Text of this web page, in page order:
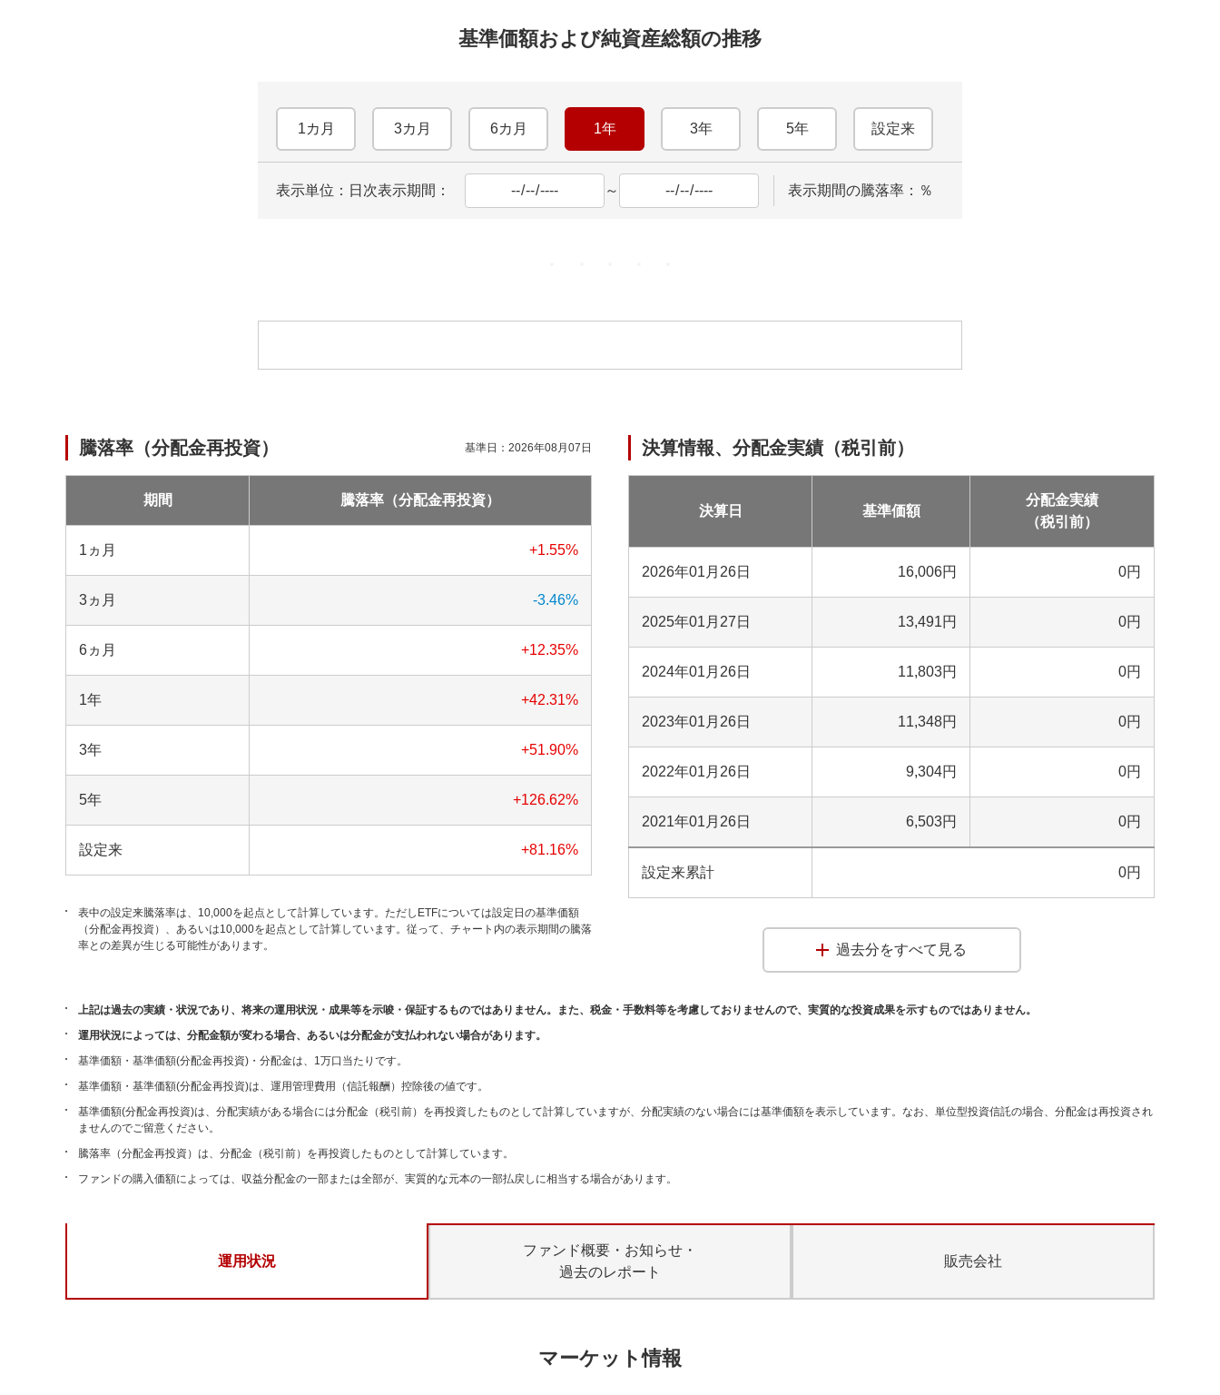
基準価額および純資産総額の推移
1カ月 3カ月 6カ月 1年 3年 5年 設定来
表示単位：日次表示期間： ～ 表示期間の騰落率： ％
騰落率（分配金再投資） 基準日： 2026年08月07日
期間 騰落率（分配金再投資）
1ヵ月 +1.55%
3ヵ月 -3.46%
6ヵ月 +12.35%
1年 +42.31%
3年 +51.90%
5年 +126.62%
設定来 +81.16%
表中の設定来騰落率は、10,000を起点として計算しています。ただしETFについては設定日の基準価額
（分配金再投資）、あるいは10,000を起点として計算しています。従って、チャート内の表示期間の騰落
率との差異が生じる可能性があります。
決算情報、分配金実績（税引前）
決算日 基準価額
分配金実績
（税引前）
2026年01月26日 16,006円 0円
2025年01月27日 13,491円 0円
2024年01月26日 11,803円 0円
2023年01月26日 11,348円 0円
2022年01月26日 9,304円 0円
2021年01月26日 6,503円 0円
設定来累計 0円
過去分をすべて見る
上記は過去の実績・状況であり、将来の運用状況・成果等を示唆・保証するものではありません。また、税金・手数料等を考慮しておりませんので、実質的な投資成果を示すものではありません。
運用状況によっては、分配金額が変わる場合、あるいは分配金が支払われない場合があります。
基準価額・基準価額(分配金再投資)・分配金は、1万口当たりです。
基準価額・基準価額(分配金再投資)は、運用管理費用（信託報酬）控除後の値です。
基準価額(分配金再投資)は、分配実績がある場合には分配金（税引前）を再投資したものとして計算していますが、分配実績のない場合には基準価額を表示しています。なお、単位型投資信託の場合、分配金は再投資され
ませんのでご留意ください。
騰落率（分配金再投資）は、分配金（税引前）を再投資したものとして計算しています。
ファンドの購入価額によっては、収益分配金の一部または全部が、実質的な元本の一部払戻しに相当する場合があります。
運用状況
ファンド概要・お知らせ・
過去のレポート
販売会社
マーケット情報